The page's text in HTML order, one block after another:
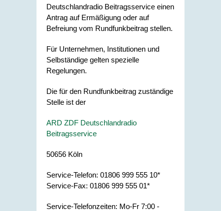
Deutschlandradio Beitragsservice einen
Antrag auf Ermäßigung oder auf
Befreiung vom Rundfunkbeitrag stellen.
Für Unternehmen, Institutionen und
Selbständige gelten spezielle
Regelungen.
Die für den Rundfunkbeitrag zuständige
Stelle ist der
ARD ZDF Deutschlandradio
Beitragsservice
50656 Köln
Service-Telefon: 01806 999 555 10*
Service-Fax: 01806 999 555 01*
Service-Telefonzeiten: Mo-Fr 7:00 -